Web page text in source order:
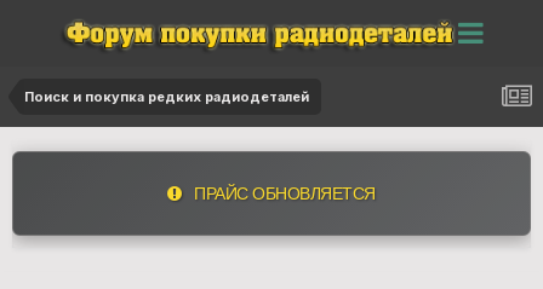
Поиск и покупка редких радиодеталей
ПРАЙС ОБНОВЛЯЕТСЯ